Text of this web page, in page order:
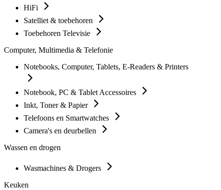
HiFi
Satelliet & toebehoren
Toebehoren Televisie
Computer, Multimedia & Telefonie
Notebooks, Computer, Tablets, E-Readers & Printers
Notebook, PC & Tablet Accessoires
Inkt, Toner & Papier
Telefoons en Smartwatches
Camera's en deurbellen
Wassen en drogen
Wasmachines & Drogers
Keuken